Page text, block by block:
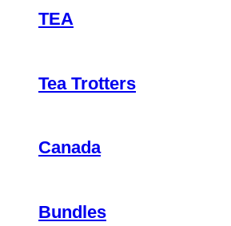
TEA
Tea Trotters
Canada
Bundles